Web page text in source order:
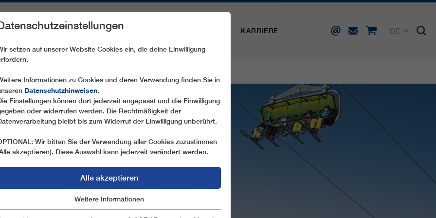
ERSATZTEILE SERVICE KARRIERE
DE
setzen auf unserer Website Cookies ein, die deine Einwilligung
Informationen zu Cookies und deren Verwendung finden Sie in
Datenschutzhinweisen.
Einstellungen können dort jederzeit angepasst und die Einwilligung
oder widerrufen werden. Die Rechtmäßigkeit der
bleibt bis zum Widerruf der Einwilligung unberührt.
Wir bitten Sie der Verwendung aller Cookies zuzustimmen
akzeptieren). Diese Auswahl kann jederzeit verändert werden.
Alle akzeptieren
Marketing
Weitere Informationen